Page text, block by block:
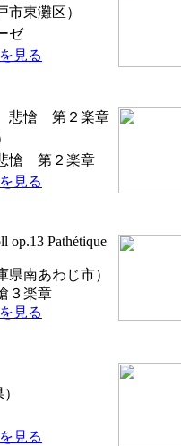
市東灘区）
ゼ
見る
悲愴 第２楽章
愴 第２楽章
見る
op.13 Pathétique
県南あわじ市）
３楽章
見る
見る